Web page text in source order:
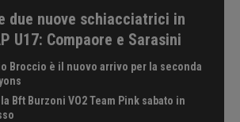
due nuove schiacciatrici in
U17: Compaore e Sarasini
Broccio è il nuovo arrivo per la seconda
Bft Burzoni VO2 Team Pink sabato in